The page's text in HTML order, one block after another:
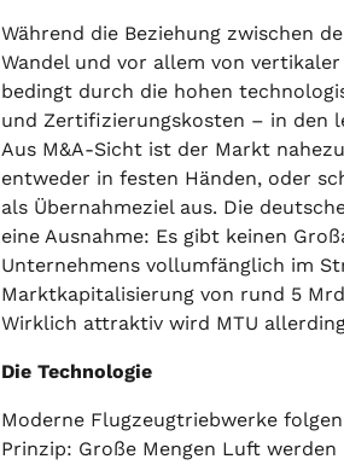
Während die Beziehung zwischen
Wandel und vor allem von
bedingt durch die hohen
und Zertifizierungskosten – in den
Aus M&A-Sicht ist der Markt
entweder in festen Händen, oder
als Übernahmeziel aus. Die
eine Ausnahme: Es gibt keinen
Unternehmens vollumfänglich im
Marktkapitalisierung von rund 5
Wirklich attraktiv wird MTU
Die Technologie
Moderne Flugzeugtriebwerke
Prinzip: Große Mengen Luft